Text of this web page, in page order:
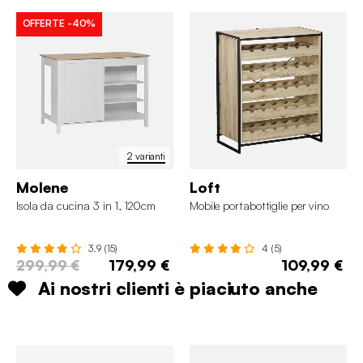
2 varianti
OFFERTE -40%
Molene
Isola da cucina 3 in 1, 120cm
3.9 (15)
299,99 € 179,99 €
Loft
Mobile portabottiglie per vino
4 (5)
109,99 €
Ai nostri clienti è piaciuto anche